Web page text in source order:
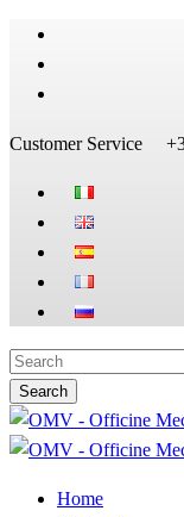
Skip
main
Customer Service
Search
Close
Search
Menu
Home